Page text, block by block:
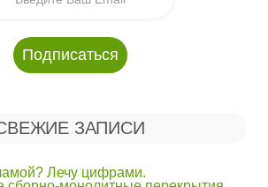
ЗАПИСИ
Лечу цифрами.